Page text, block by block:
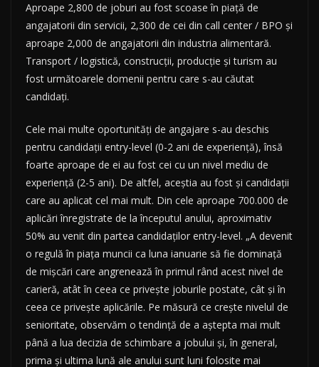
Aproape 2,800 de joburi au fost scoase în piață de
angajatorii din servicii, 2,300 de cei din call center / BPO și
aproape 2,000 de angajatorii din industria alimentară.
Transport / logistică, construcții, producție și turism au
fost următoarele domenii pentru care s-au căutat
candidați.
Cele mai multe oportunități de angajare s-au deschis
pentru candidații entry-level (0-2 ani de experiență), însă
foarte aproape de ei au fost cei cu un nivel mediu de
experiență (2-5 ani). De altfel, aceștia au fost și candidații
care au aplicat cel mai mult. Din cele aproape 700.000 de
aplicări înregistrate de la începutul anului, aproximativ
50% au venit din partea candidaților entry-level. „A devenit
o regulă în piața muncii ca luna ianuarie să fie dominață
de mișcări care angrenează în primul rând acest nivel de
carieră, atât în ceea ce privește joburile postate, cât și în
ceea ce privește aplicările. Pe măsură ce crește nivelul de
senioritate, observăm o tendință de a aștepta mai mult
până a lua decizia de schimbare a jobului și, în general,
prima și ultima lună ale anului sunt luni folosite mai